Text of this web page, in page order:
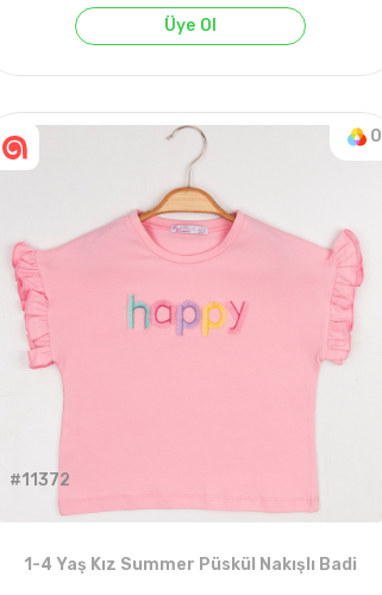
Üye Ol
0
#11372
1-4 Yaş Kız Summer Püskül Nakışlı Badi